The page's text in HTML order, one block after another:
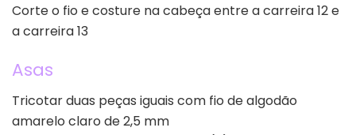
Corte o fio e costure na cabeça entre a carreira 12 e
a carreira 13
Asas
Tricotar duas peças iguais com fio de algodão
amarelo claro de 2,5 mm